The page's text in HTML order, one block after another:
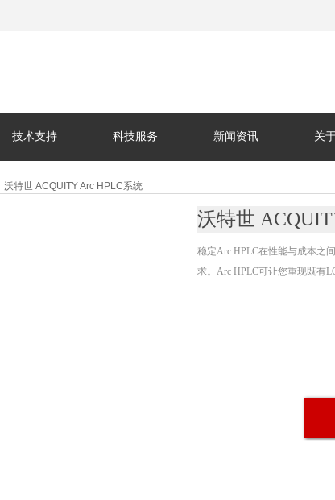
技术支持 科技服务 新闻资讯 关
沃特世 ACQUITY Arc HPLC系统
沃特世
稳定Arc HPLC在性能与成本之
求。Arc HPLC可让您重现既有